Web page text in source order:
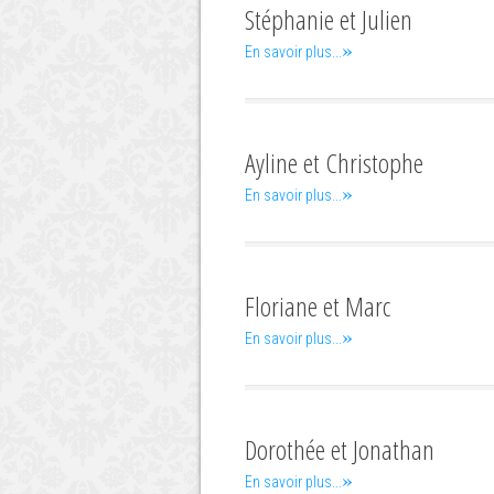
Stéphanie et Julien
En savoir plus... »
Ayline et Christophe
En savoir plus... »
Floriane et Marc
En savoir plus... »
Dorothée et Jonathan
En savoir plus... »